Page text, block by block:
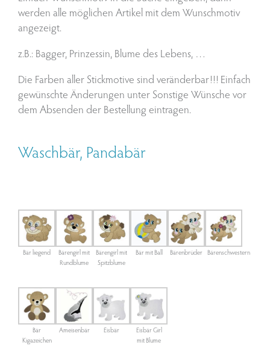
werden alle möglichen Artikel mit dem Wunschmotiv
angezeigt.
z.B.: Bagger, Prinzessin, Blume des Lebens, …
Die Farben aller Stickmotive sind veränderbar!!! Einfach
gewünschte Änderungen unter Sonstige Wünsche vor
dem Absenden der Bestellung eintragen.
Waschbär, Pandabär
Bär liegend
Bärengirl mit
Rundblume
Bärengirl mit
Spitzblume
Bär mit Ball Bärenbrüder Bärenschwestern
Bär
Kigazeichen
Ameisenbär Eisbär
Eisbär Girl
mit Blume